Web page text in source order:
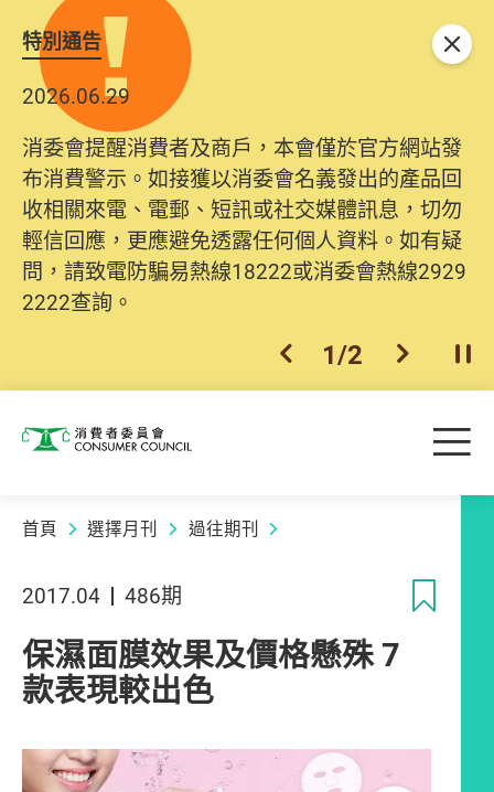
特別通告
2026.06.29
消委會提醒消費者及商戶，本會僅於官方網站發
布消費警示。如接獲以消委會名義發出的產品回
收相關來電、電郵、短訊或社交媒體訊息，切勿
輕信回應，更應避免透露任何個人資料。如有疑
問，請致電防騙易熱線18222或消委會熱線2929
2222查詢。
上一個
1/2 下一個開
關閉
消費者委員會 目
首頁 選擇月刊 過往期刊
2017.04 486期
保濕面膜效果及價格懸殊 7
款表現較出色